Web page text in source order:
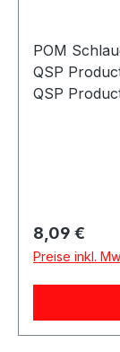
POM
QSP
QSP
Material
sehr gute
des
Regulärer
8,09 €
Preise inkl.